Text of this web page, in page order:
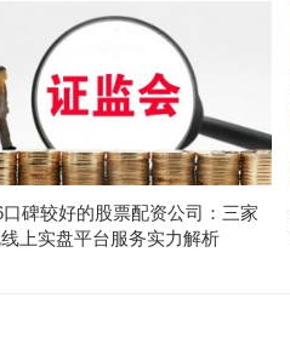
口碑较好的股票配资公司：三家
上实盘平台服务实力解析